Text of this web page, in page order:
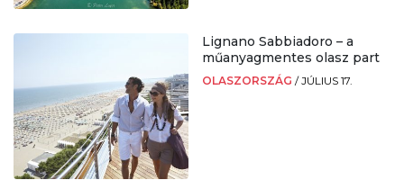
Lignano Sabbiadoro – a
műanyagmentes olasz part
OLASZORSZÁG /JÚLIUS 17.